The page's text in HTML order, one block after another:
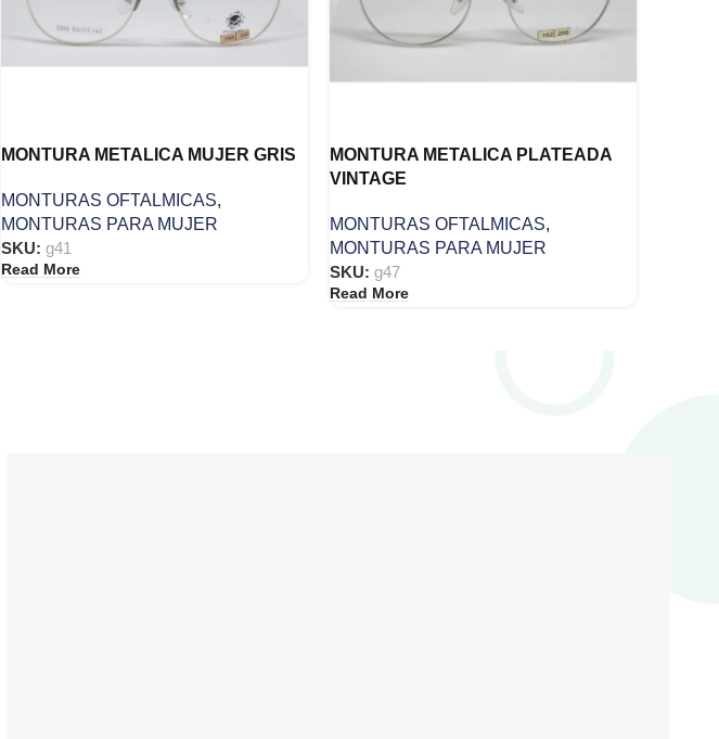
MONTURA METALICA MUJER GRIS
MONTURAS OFTALMICAS,
MONTURAS PARA MUJER
SKU: g41
Read More
MONTURA METALICA PLATEADA
VINTAGE
MONTURAS OFTALMICAS,
MONTURAS PARA MUJER
SKU: g47
Read More